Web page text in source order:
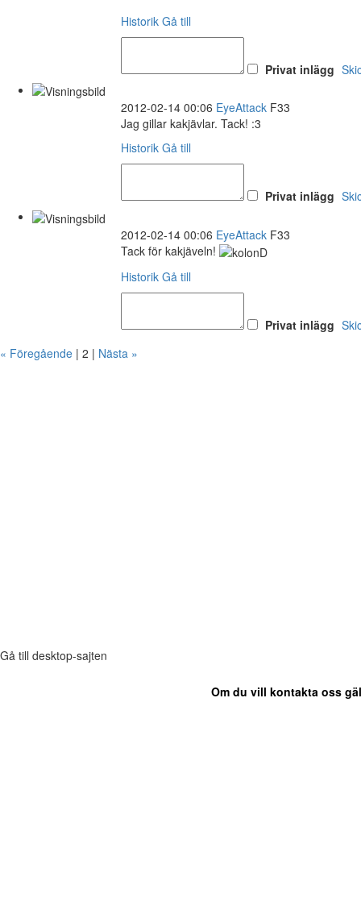
Historik Gå till
Privat inlägg
2012-02-14 00:06 EyeAttack F33
Jag gillar kakjävlar. Tack! :3
Historik Gå till
Privat inlägg
2012-02-14 00:06 EyeAttack F33
Tack för kakjäveln!
Historik Gå till
Privat inlägg
« Föregående | 2 | Nästa »
Gå till desktop-sajten
Om du vill kontakta oss